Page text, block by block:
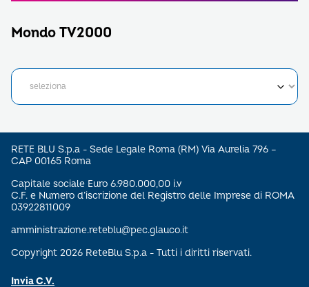
Mondo TV2000
RETE BLU S.p.a - Sede Legale Roma (RM) Via Aurelia 796 –
CAP 00165 Roma
Capitale sociale Euro 6.980.000,00 i.v
C.F. e Numero d’iscrizione del Registro delle Imprese di ROMA
03922811009
amministrazione.reteblu@pec.glauco.it
Copyright 2026 ReteBlu S.p.a - Tutti i diritti riservati.
Invia C.V.